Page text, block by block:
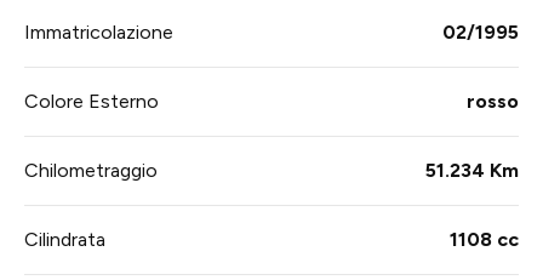
Immatricolazione 02/1995
Colore Esterno rosso
Chilometraggio 51.234 Km
Cilindrata 1108 cc